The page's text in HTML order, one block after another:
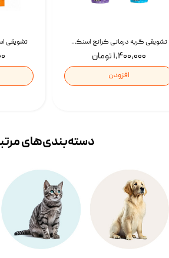
تشویقی گربه درمانی کرانچ اسنکی با طعم میکس Snacky Crunch Cat Treats وزن 60 گرم بسته 4 عددی
۱,۴۰۰,۰۰۰ تومان
افزودن
دسته‌بندی‌‌های